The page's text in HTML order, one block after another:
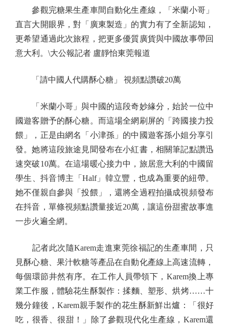
參觀完糖果生產車間自動化生產線，「米蘭小哥」
直言大開眼界，對「廣東製造」的實力有了全新認知，
更希望通過此次旅程，把更多優質廣貨與中國故事帶回
意大利。\大公報記者 盧靜怡東莞報道
「請中國人代購酥心糖」 視頻點讚破20萬
「米蘭小哥」與中國的這段奇妙緣分，始於一位中
國遊客贈予的酥心糖。而這場全網刷屏的「跨國接力投
餵」，正是由網名「小津孫」的中國遊客孫小姐分享引
發。她將這段旅途見聞發布在小紅書，相關筆記點讚迅
速突破10萬。在這場暖心接力中，旅居意大利的中國留
學生、抖音博主「Half」韓立豐，也成為重要的紐帶。
她不僅親自參與「投餵」，還將全過程拍攝成視頻發布
在抖音，單條視頻點讚量接近20萬，讓這份甜蜜故事進
一步火遍全網。
記者此次隨Karem走進東莞徐福記的生產車間，只
見酥心糖、果汁軟糖等產品在自動化產線上高速流轉，
每個環節井然有序。在工作人員帶領下，Karem換上專
業工作服，體驗花生酥製作：揉麵、塑形、烘烤……十
幾分鐘後，Karem親手製作的花生酥新鮮出爐：「很好
吃，很香、很甜！」除了參觀現代化生產線，Karem還